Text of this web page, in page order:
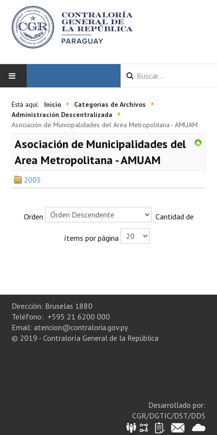
LA CGR
Autoridades
Misión y Visión
Marco Normativo
Organigrama
Resoluciones de Carácter General
Participación Ciudadana
Está aquí: Inicio
Categorias de Archivos
Administración Descentralizada
Asociación de Municipalidades del Area Metropolitana - AMUAM
Asociación de Municipalidades del
Area Metropolitana - AMUAM
2005
Orden Cantidad de
ítems por página
Dirección: Bruselas 1880
Teléfono: +595 21 6200 000
Email: atencion@contraloria.gov.py
© 2019 - Contraloría General de la República
Desarrollado por:
CGR/DGTIC/DST/DDS